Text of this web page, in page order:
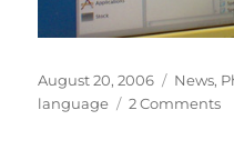
Posted
on
August 20, 2006 News,
language
2 Commentson